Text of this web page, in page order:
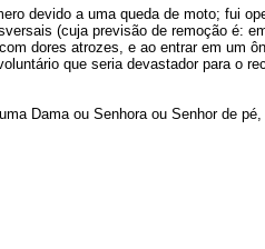
devido a uma queda de moto; fui
(cuja previsão de remoção é:
dores atrozes, e ao entrar em um
que seria devastador para o
Dama ou Senhora ou Senhor de pé,